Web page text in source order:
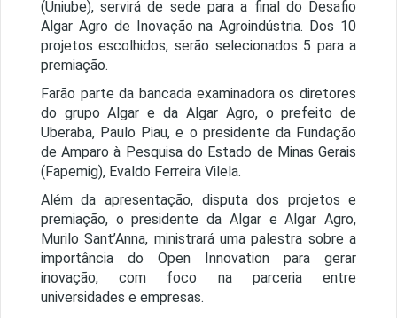
(Uniube), servirá de sede para a final do Desafio
Algar Agro de Inovação na Agroindústria. Dos 10
projetos escolhidos, serão selecionados 5 para a
premiação.
Farão parte da bancada examinadora os diretores
do grupo Algar e da Algar Agro, o prefeito de
Uberaba, Paulo Piau, e o presidente da Fundação
de Amparo à Pesquisa do Estado de Minas Gerais
(Fapemig), Evaldo Ferreira Vilela.
Além da apresentação, disputa dos projetos e
premiação, o presidente da Algar e Algar Agro,
Murilo Sant’Anna, ministrará uma palestra sobre a
importância do Open Innovation para gerar
inovação, com foco na parceria entre
universidades e empresas.